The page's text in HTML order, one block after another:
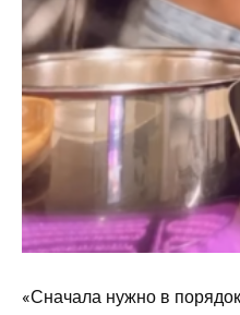
«Сначала нужно в